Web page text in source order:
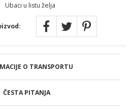
Ubaci u listu želja
O TRANSPORTU
ČESTA PITANJA